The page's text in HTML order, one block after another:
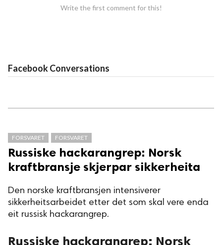
Write the first comment for this!
Facebook Conversations
FORSVARET FORSVARET
Russiske hackarangrep: Norsk
kraftbransje skjerpar sikkerheita
Den norske kraftbransjen intensiverer
sikkerheitsarbeidet etter det som skal vere enda
eit russisk hackarangrep.
Russiske hackarangrep: Norsk